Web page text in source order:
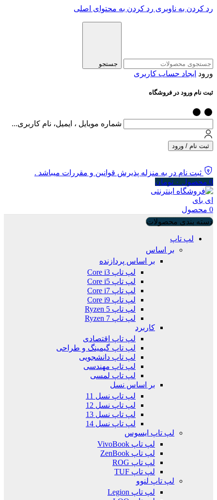
رد کردن به ناوبری رد کردن به محتوای اصلی
جستجو
ورود ایجاد حساب کاربری
ثبت نام ورود در فروشگاه
شماره موبایل ، ایمیل، نام کاربری...
ثبت نام / ورود
ثبت نام در به منزله پذیرش قوانین و مقررات میباشد .
0 محصول ۰ تومان
0 محصول
دسته بندی محصولات
لپ تاپ
بر اساس
بر اساس پردازنده
لپ تاپ Core i3
لپ تاپ Core i5
لپ تاپ Core i7
لپ تاپ Core i9
لپ تاپ Ryzen 5
لپ تاپ Ryzen 7
کاربرد
لپ تاپ اقتصادی
لپ تاپ گیمینگ و طراحی
لپ تاپ دانشجویی
لپ تاپ مهندسی
لپ تاپ لمسی
بر اساس نسل
لپ تاپ نسل 11
لپ تاپ نسل 12
لپ تاپ نسل 13
لپ تاپ نسل 14
لپ تاپ ایسوس
لپ تاپ VivoBook
لپ تاپ ZenBook
لپ تاپ ROG
لپ تاپ TUF
لپ تاپ لنوو
لپ تاپ Legion